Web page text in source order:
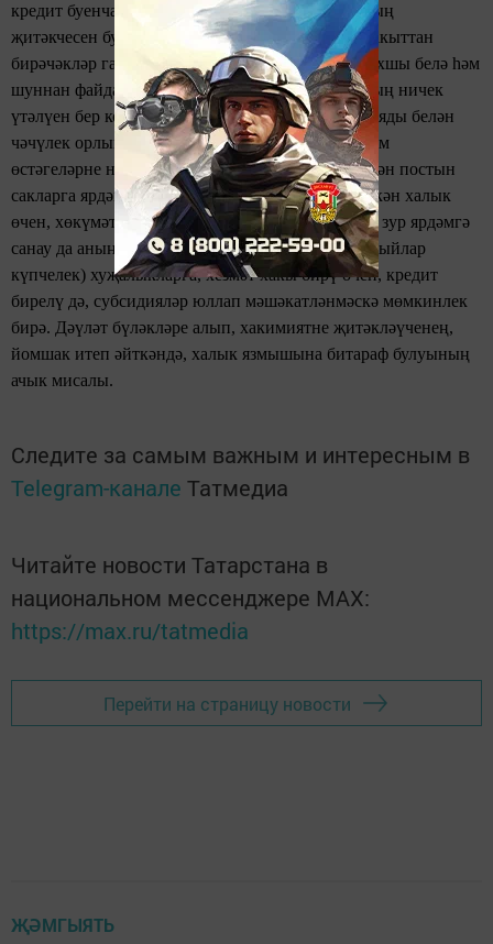
кредит буенча бурычлары күп булган хуҗалыкның
җитәкчесен буйсындыру җиңелрәк. Күпмедер вакыттан
бирәчәкләр гамәлдән чыгарыла. Башлык моны яхшы белә һәм
шуннан файдалана. Планнар уңышлы үтәлү (аның ничек
үтәлүен бер колхоздан коралланган милиция отряды белән
чәчүлек орлыкны талап алуларын язган идем) һәм
өстәгеләрне нәрсәдер сорап борчымау, аңа биләгән постын
сакларга ярдәм итә. Мохтаҗлыкта яшәргә күнеккән халык
өчен, хөкүмәт карары белән бераз акча бирелүне зур ярдәмгә
санау да аның файдасына. Акчасы булмаган( андыйлар
күпчелек) хуҗалыкларга, хезмәт хакы бирү өчен, кредит
бирелү дә, субсидияләр юллап мәшәкатләнмәскә мөмкинлек
бирә. Дәүләт бүләкләре алып, хакимиятне җитәкләүченең,
йомшак итеп әйткәндә, халык язмышына битараф булуының
ачык мисалы.
Следите за самым важным и интересным в
Telegram-канале Татмедиа
Читайте новости Татарстана в
национальном мессенджере MАХ:
https://max.ru/tatmedia
Перейти на страницу новости
ҖӘМГЫЯТЬ